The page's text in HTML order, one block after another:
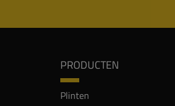
PRODUCTEN
Plinten